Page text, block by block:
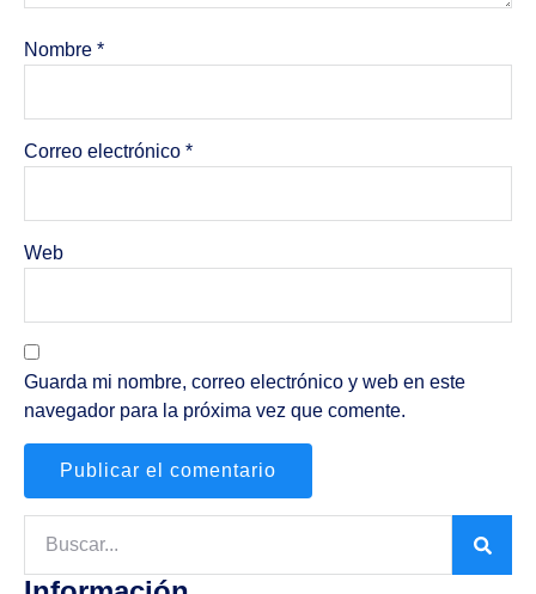
Nombre *
Correo electrónico *
Web
Guarda mi nombre, correo electrónico y web en este
navegador para la próxima vez que comente.